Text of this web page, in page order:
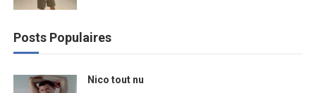
Posts Populaires
Nico tout nu